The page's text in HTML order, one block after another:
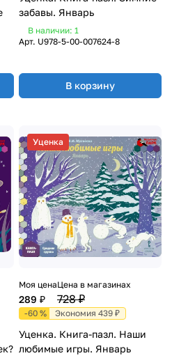
забавы. Январь
В наличии: 1
Арт. U978-5-00-007624-8
В корзину
Уценка
Моя цена
289 ₽
Цена в магазинах
728 ₽
-60 % Экономия 439 ₽
Уценка. Книга-пазл. Наши
любимые игры. Январь